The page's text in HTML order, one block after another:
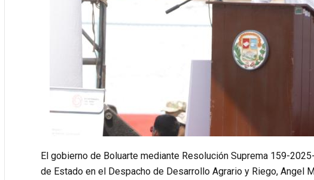
El gobierno de Boluarte mediante Resolución Suprema 159-
de Estado en el Despacho de Desarrollo Agrario y Riego, Angel